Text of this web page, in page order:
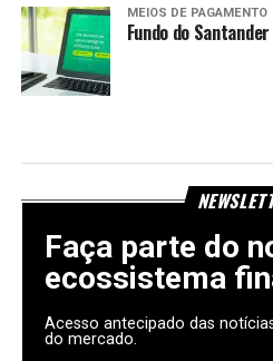
MEIOS DE PAGAMENTO
Fundo do
Faça parte do
ecossistema
Acesso antecipado das
do mercado.